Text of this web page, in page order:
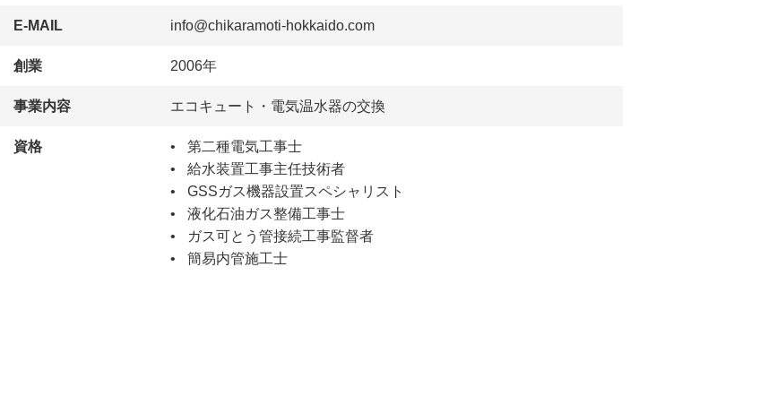
E-MAIL info@chikaramoti-hokkaido.com
創業 2006年
事業内容 エコキュート・電気温水器の交換
資格
第二種電気工事士
給水装置工事主任技術者
GSSガス機器設置スペシャリスト
液化石油ガス整備工事士
ガス可とう管接続工事監督者
簡易内管施工士